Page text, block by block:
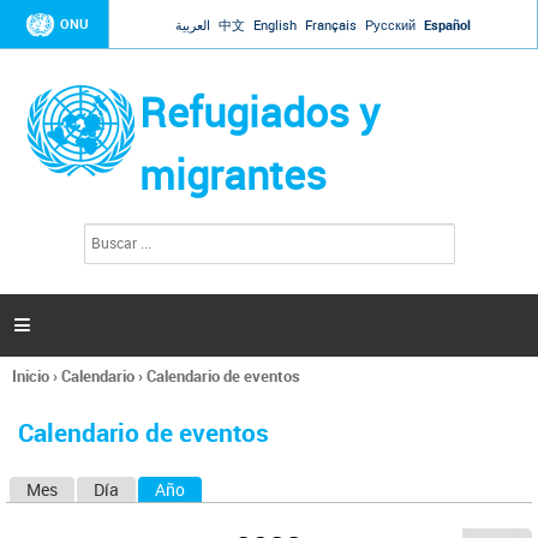
Jump to navigation
ONU العربية 中文 English Français Русский Español
Refugiados y
migrantes
l
s

Se
usted
Inicio›Calendario›Calendario de eventos
Calendario de eventos
Mes Día Año